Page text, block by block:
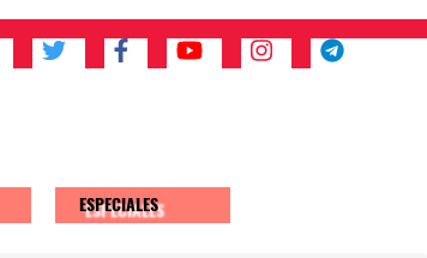
ESPECIALES